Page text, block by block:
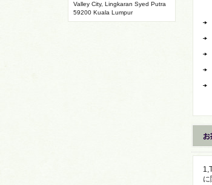
に
Valley City, Lingkaran Syed Putra
59200 Kuala Lumpur